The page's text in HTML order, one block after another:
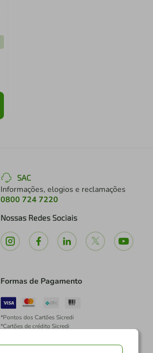
SAC
Informações, elogios e reclamações
0800 724 7220
Nossas Redes Sociais
Formas de Pagamento
*Pontos dos Cartões Sicredi
*Cartões de crédito Sicredi
*É vedada a cobrança de preço superior, valor ou